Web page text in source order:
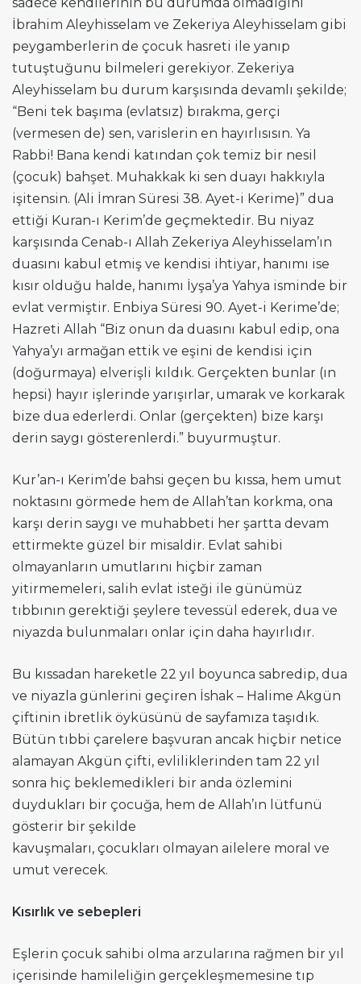
İbrahim Aleyhisselam ve Zekeriya Aleyhisselam gibi
peygamberlerin de çocuk hasreti ile yanıp
tutuştuğunu bilmeleri gerekiyor. Zekeriya
Aleyhisselam bu durum karşısında devamlı şekilde;
“Beni tek başıma (evlatsız) bırakma, gerçi
(vermesen de) sen, varislerin en hayırlısısın. Ya
Rabbi! Bana kendi katından çok temiz bir nesil
(çocuk) bahşet. Muhakkak ki sen duayı hakkıyla
işitensin. (Ali İmran Süresi 38. Ayet-i Kerime)” dua
ettiği Kuran-ı Kerim’de geçmektedir. Bu niyaz
karşısında Cenab-ı Allah Zekeriya Aleyhisselam’ın
duasını kabul etmiş ve kendisi ihtiyar, hanımı ise
kısır olduğu halde, hanımı İyşa’ya Yahya isminde bir
evlat vermiştir. Enbiya Süresi 90. Ayet-i Kerime’de;
Hazreti Allah “Biz onun da duasını kabul edip, ona
Yahya’yı armağan ettik ve eşini de kendisi için
(doğurmaya) elverişli kıldık. Gerçekten bunlar (ın
hepsi) hayır işlerinde yarışırlar, umarak ve korkarak
bize dua ederlerdi. Onlar (gerçekten) bize karşı
derin saygı gösterenlerdi.” buyurmuştur.
Kur’an-ı Kerim’de bahsi geçen bu kıssa, hem umut
noktasını görmede hem de Allah’tan korkma, ona
karşı derin saygı ve muhabbeti her şartta devam
ettirmekte güzel bir misaldir. Evlat sahibi
olmayanların umutlarını hiçbir zaman
yitirmemeleri, salih evlat isteği ile günümüz
tıbbının gerektiği şeylere tevessül ederek, dua ve
niyazda bulunmaları onlar için daha hayırlıdır.
Bu kıssadan hareketle 22 yıl boyunca sabredip, dua
ve niyazla günlerini geçiren İshak – Halime Akgün
çiftinin ibretlik öyküsünü de sayfamıza taşıdık.
Bütün tıbbi çarelere başvuran ancak hiçbir netice
alamayan Akgün çifti, evliliklerinden tam 22 yıl
sonra hiç beklemedikleri bir anda özlemini
duydukları bir çocuğa, hem de Allah’ın lütfunü
gösterir bir şekilde
kavuşmaları, çocukları olmayan ailelere moral ve
umut verecek.
Kısırlık ve sebepleri
Eşlerin çocuk sahibi olma arzularına rağmen bir yıl
içerisinde hamileliğin gerçekleşmemesine tıp